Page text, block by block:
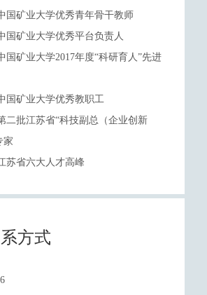
国矿业大学优秀青年骨干教师
国矿业大学优秀平台负责人
国矿业大学2017年度“科研育人”先进
国矿业大学优秀教职工
二批江苏省“科技副总（企业创新
家
苏省六大人才高峰
方式